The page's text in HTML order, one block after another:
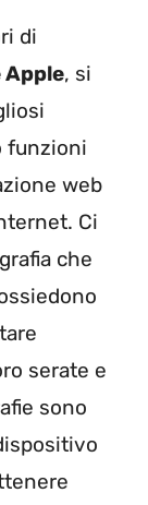
di
Apple, si
funzioni
web
Ci
che
serate e
sono